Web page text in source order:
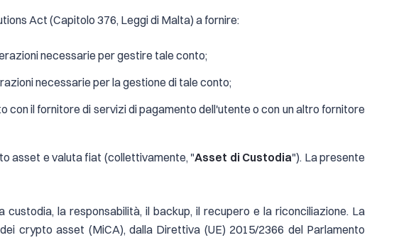
Act (Capitolo 376, Leggi di Malta) a fornire:
necessarie per gestire tale conto;
necessarie per la gestione di tale conto;
con il fornitore di servizi di pagamento dell'utente o con un altro fornitore
asset e valuta fiat (collettivamente, "Asset di Custodia"). La presente
la responsabilità, il backup, il recupero e la riconciliazione. La
crypto asset (MiCA), dalla Direttiva (UE) 2015/2366 del Parlamento